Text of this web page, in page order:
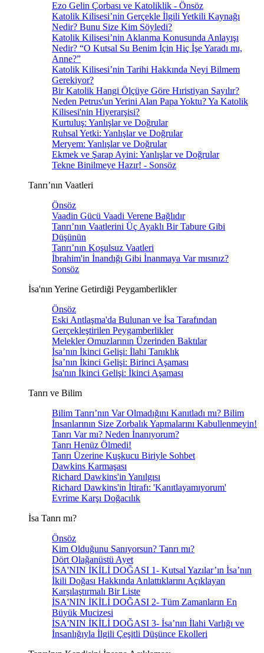
Ezo Gelin Çorbası ve Katoliklik - Önsöz
Katolik Kilisesi’nin Gerçekle İlgili Yetkili Kaynağı
Nedir? Bunu Size Kim Söyledi?
Katolik Kilisesi’nin Aklanma Konusunda Anlayışı
Nedir? “O Kutsal Su Benim İçin Hiç İşe Yaradı mı,
Anne?”
Katolik Kilisesi’nin Tarihi Hakkında Neyi Bilmem
Gerekiyor?
Bir Katolik Hangi Ölçüye Göre Hıristiyan Sayılır?
Neden Petrus'un Yerini Alan Papa Yoktu? Ya Katolik
Kilisesi'nin Hiyerarşisi?
Kurtuluş: Yanlışlar ve Doğrular
Ruhsal Yetki: Yanlışlar ve Doğrular
Meryem: Yanlışlar ve Doğrular
Ekmek ve Şarap Ayini: Yanlışlar ve Doğrular
Tekne Binilmeye Hazır! - Sonsöz
Tanrı’nın Vaatleri
Önsöz
Vaadin Gücü Vaadi Verene Bağlıdır
Tanrı’nın Vaatlerini Üç Ayaklı Bir Tabure Gibi
Düşünün
Tanrı’nın Koşulsuz Vaatleri
İbrahim'in İnandığı Gibi İnanmaya Var mısınız?
Sonsöz
İsa'nın Yerine Getirdiği Peygamberlikler
Önsöz
Eski Antlaşma'da Bulunan ve İsa Tarafından
Gerçekleştirilen Peygamberlikler
Melekler Omuzlarının Üzerinden Baktılar
İsa’nın İkinci Gelişi: İlahi Tanıklık
İsa’nın İkinci Gelişi: Birinci Aşaması
İsa'nın İkinci Gelişi: İkinci Aşaması
Tanrı ve Bilim
Bilim Tanrı’nın Var Olmadığını Kanıtladı mı? Bilim
İnsanlarının Size Zorbalık Yapmalarını Kabullenmeyin!
Tanrı Var mı? Neden İnanıyorum?
Tanrı Henüz Ölmedi!
Tanrı Üzerine Kuşkucu Biriyle Sohbet
Dawkins Karmaşası
Richard Dawkins'in Yanılgısı
Richard Dawkins'in İtirafı: 'Kanıtlayamıyorum'
Evrime Karşı Doğacılık
İsa Tanrı mı?
Önsöz
Kim Olduğunu Sanıyorsun? Tanrı mı?
Dört Olağanüstü Ayet
İSA'NIN İKİLİ DOĞASI 1- Kutsal Yazılar’ın İsa’nın
İkili Doğası Hakkında Anlattıklarını Açıklayan
Karşılaştırmalı Bir Liste
İSA'NIN İKİLİ DOĞASI 2- Tüm Zamanların En
Büyük Mucizesi
İSA'NIN İKİLİ DOĞASI 3- İsa’nın İlahi Varlığı ve
İnsanlığıyla İlgili Çeşitli Düşünce Ekolleri